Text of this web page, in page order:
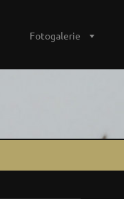
Fotogalerie